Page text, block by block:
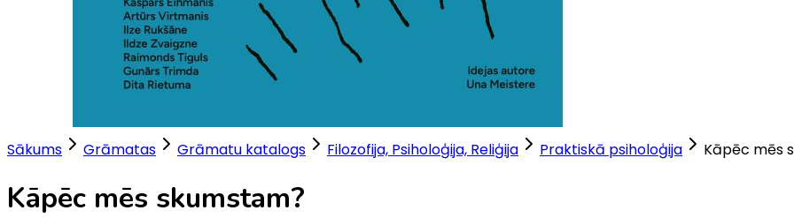
Sākums Grāmatas Grāmatu katalogs Filozofija, Psiholoģija, Reliģija Praktiskā psiholoģija Kāpēc mēs
Kāpēc mēs skumstam?